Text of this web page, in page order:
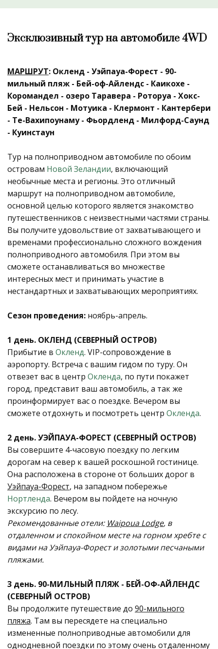
Эксклюзивный тур на автомобиле 4WD
МАРШРУТ: Окленд - Уэйпауа-Форест - 90-
мильный пляж - Бей-оф-Айлендс - Каикохе -
Коромандел - озеро Таравера - Роторуа - Хокс-
Бей - Нельсон - Мотуика - Клермонт - Кантербери
- Те-Вахипоунаму - Фьордленд - Милфорд-Саунд
- Куинстаун
Тур на полноприводном автомобиле по обоим
островам Новой Зеландии, включающий
необычные места и регионы. Это отличный
маршрут на полноприводном автомобиле,
основной целью которого является знакомство
путешественников с неизвестными частями страны.
Вы получите удовольствие от захватывающего и
временами профессионально сложного вождения
полноприводного автомобиля. При этом вы
сможете останавливаться во множестве
интересных мест и принимать участие в
нестандартных и захватывающих мероприятиях.
Сезон проведения: ноябрь-апрель.
1 день. ОКЛЕНД (СЕВЕРНЫЙ ОСТРОВ)
Прибытие в Окленд. VIP-сопровождение в
аэропорту. Встреча с вашим гидом по туру. Он
отвезет вас в центр Окленда, по пути покажет
город, представит ваш автомобиль, а так же
проинформирует вас о поездке. Вечером вы
сможете отдохнуть и посмотреть центр Окленда.
2 день. УЭЙПАУА-ФОРЕСТ (СЕВЕРНЫЙ ОСТРОВ)
Вы совершите 4-часовую поездку по легким
дорогам на север к вашей роскошной гостинице.
Она расположена в стороне от больших дорог в
Уэйпауа-Форест, на западном побережье
Нортленда. Вечером вы пойдете на ночную
экскурсию по лесу.
Рекомендованные отели: Waipoua Lodge, в
отдаленном и спокойном месте на горном хребте с
видами на Уэйпауа-Форест и золотыми песчаными
пляжами.
3 день. 90-МИЛЬНЫЙ ПЛЯЖ - БЕЙ-ОФ-АЙЛЕНДС
(СЕВЕРНЫЙ ОСТРОВ)
Вы продолжите путешествие до 90-мильного
пляжа. Там вы пересядете на специально
измененные полноприводные автомобили для
однодневной поездки по этому очень отдаленному